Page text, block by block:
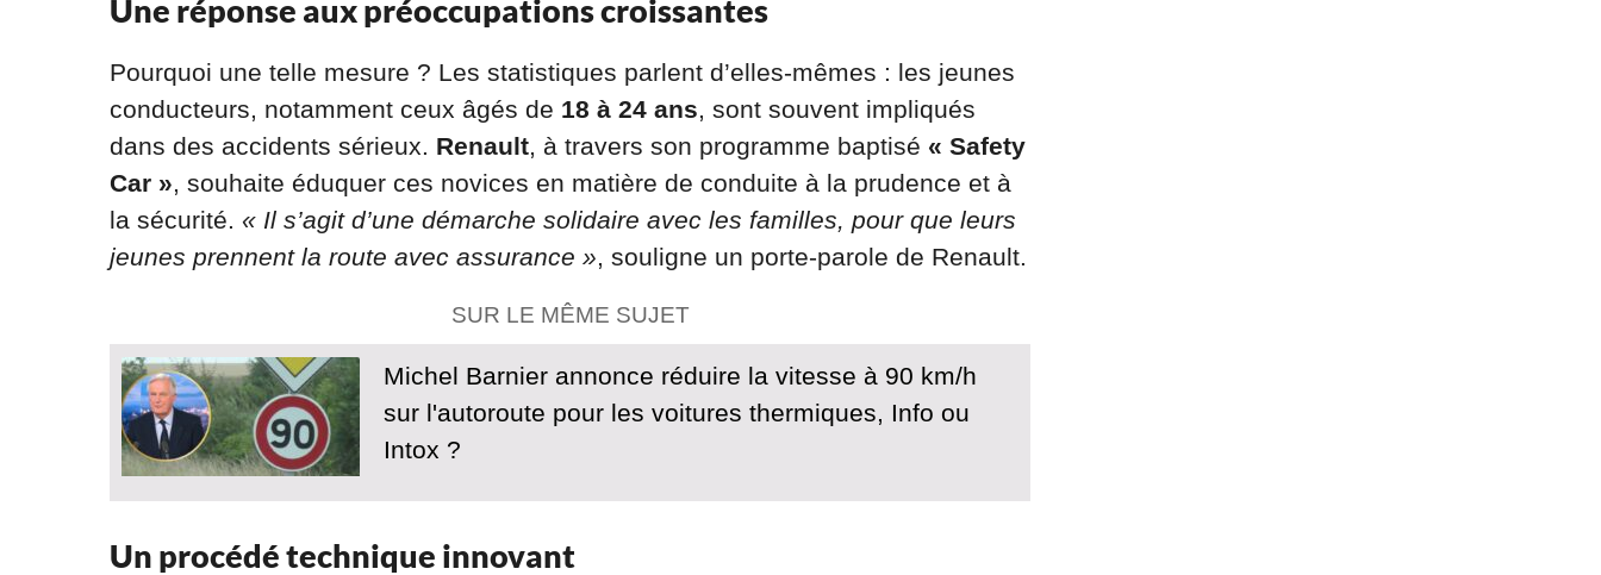
Une réponse aux préoccupations croissantes
Pourquoi une telle mesure ? Les statistiques parlent d’elles-mêmes : les jeunes
conducteurs, notamment ceux âgés de 18 à 24 ans , sont souvent impliqués
dans des accidents sérieux. Renault , à travers son programme baptisé « Safety
Car » , souhaite éduquer ces novices en matière de conduite à la prudence et à
la sécurité. « Il s’agit d’une démarche solidaire avec les familles, pour que leurs
jeunes prennent la route avec assurance » , souligne un porte-parole de Renault.
SUR LE MÊME SUJET
Michel Barnier annonce réduire la vitesse à 90 km/h
sur l'autoroute pour les voitures thermiques, Info ou
Intox ?
Un procédé technique innovant